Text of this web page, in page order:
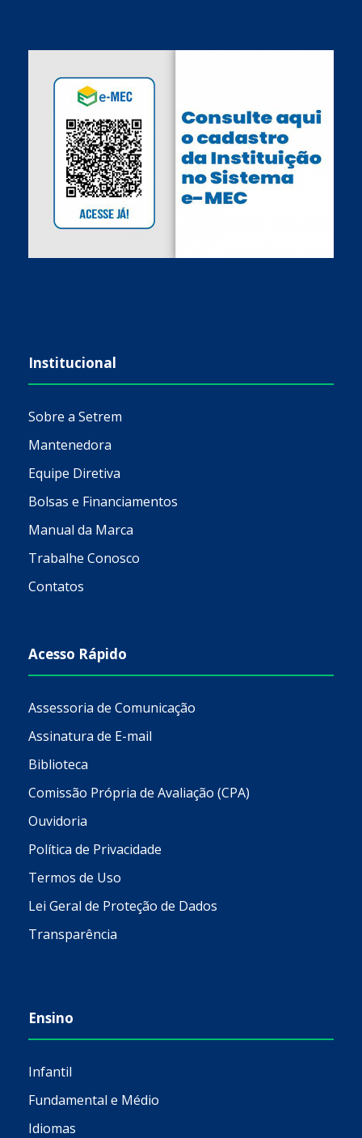
Institucional
Sobre a Setrem
Mantenedora
Equipe Diretiva
Bolsas e Financiamentos
Manual da Marca
Trabalhe Conosco
Contatos
Acesso Rápido
Assessoria de Comunicação
Assinatura de E-mail
Biblioteca
Comissão Própria de Avaliação (CPA)
Ouvidoria
Política de Privacidade
Termos de Uso
Lei Geral de Proteção de Dados
Transparência
Ensino
Infantil
Fundamental e Médio
Idiomas